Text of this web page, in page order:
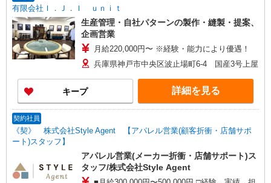
和歌山県和歌山市美園町5-1-8山榮ビル5F ⑦神戸
営業所 兵庫県神戸市中央区相生町1-2-1東成ビル
6F ⑧姫路営業所 兵庫県姫路市豊沢町140番地新姫
路ビル5F ⑨岡山営業所 岡山県岡山市北区桑田町
18-28 明治安田生命岡山桑田町ビル7F ⑩福岡営業
所 福岡県福岡市博多区祇園町 1-40 大樹生命福岡
の上、配属先を決定いたします。 ★Uターン・Iタ
ーン歓迎 【変更の範囲】会社が定める事業所
有限会社Ｉ．Ｊ．Ｉ ｕｎｉｔ
生産管理・自社パターンの製作・縫製・提案、
企画営業
月給220,000円〜 ※経験・能力により優遇！
兵庫県神戸市中央区波止場町6-4 国産3号上屋
キープ 詳細を見る
契約社員
《契》 株式会社Style Agent 【アパレル営業(顧客折衝・店舗サポ
ート)スタッフ】
アパレル営業(メーカー折衝・店舗サポート)ス
タッフ/株式会社Style Agent